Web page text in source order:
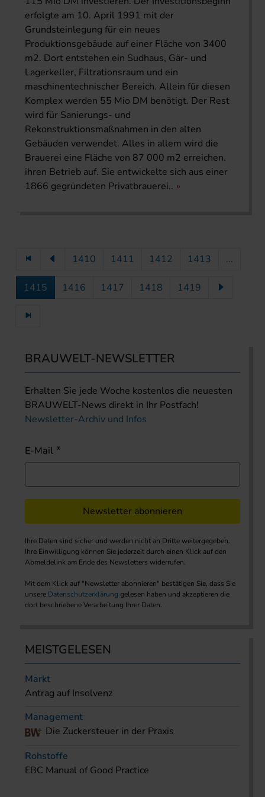
erfolgte am 10. April 1991 mit der
Grundsteinlegung für ein neues
Produktionsgebäude auf einer Fläche von 3400
m2. Dort entstehen ein Sudhaus, Gär- und
Lagerkeller, Filtrationsraum und ein
maschinentechnischer Bereich. Allein für diesen
Komplex werden 55 Mio DM benötigt. Der Rest
wird für Sanierungs- und
Rekonstruktionsmaßnahmen in den alten
Gebäuden verwendet. Alles in allem wird die
Brauerei eine Fläche von 87 000 m2 erreichen.
ihren Betrieb auf. Sie entwickelte sich aus einer
1866 gegründeten Privatbrauerei..
1410 1411 1412 1413 ...
1415 1416 1417 1418 1419
BRAUWELT-NEWSLETTER
Erhalten Sie jede Woche kostenlos die neuesten
BRAUWELT-News direkt in Ihr Postfach!
Newsletter-Archiv und Infos
E-Mail
Newsletter abonnieren
Ihre Daten sind sicher und werden nicht an Dritte weitergegeben.
Ihre Einwilligung können Sie jederzeit durch einen Klick auf den
Abmeldelink am Ende des Newsletters widerrufen.
Mit dem Klick auf "Newsletter abonnieren" bestätigen Sie, dass Sie
unsere Datenschutzerklärung gelesen haben und akzeptieren die
dort beschriebene Verarbeitung Ihrer Daten.
MEISTGELESEN
Markt
Antrag auf Insolvenz
Management
Die Zuckersteuer in der Praxis
Rohstoffe
EBC Manual of Good Practice